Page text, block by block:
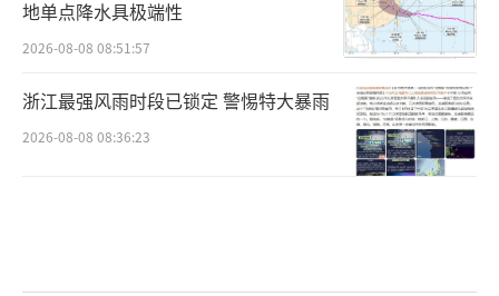
地单点降水具极端性
2026-08-08 08:51:57
浙江最强风雨时段已锁定 警惕特大暴雨
2026-08-08 08:36:23